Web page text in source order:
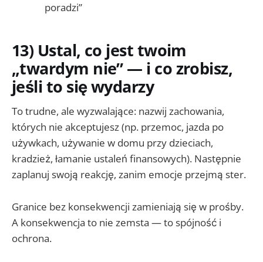
poradzi”
13) Ustal, co jest twoim
„twardym nie” — i co zrobisz,
jeśli to się wydarzy
To trudne, ale wyzwalające: nazwij zachowania,
których nie akceptujesz (np. przemoc, jazda po
używkach, używanie w domu przy dzieciach,
kradzież, łamanie ustaleń finansowych). Następnie
zaplanuj swoją reakcję, zanim emocje przejmą ster.
Granice bez konsekwencji zamieniają się w prośby.
A konsekwencja to nie zemsta — to spójność i
ochrona.